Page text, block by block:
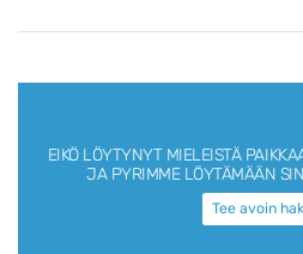
EIKÖ LÖYTYNYT MIELEISTÄ
JA PYRIMME LÖYTÄMÄÄN
Tee avoin